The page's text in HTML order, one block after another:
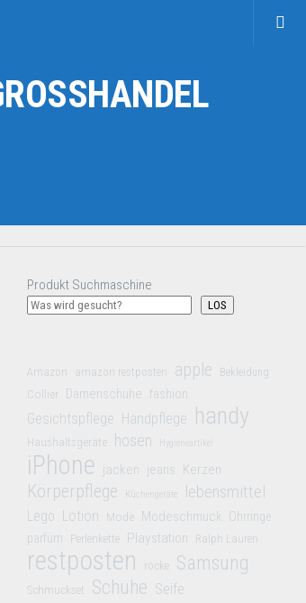
Produkt Suchmaschine
LOS
Amazon amazon restposten apple Bekleidung
Collier Damenschuhe fashion
Gesichtspflege Handpflege handy
Haushaltsgeräte hosen Hygieneartikel
iPhone jacken jeans Kerzen
Körperpflege Küchengeräte lebensmittel
Lego Lotion Mode Modeschmuck Ohrringe
parfüm
Perlenkette Playstation Ralph Lauren
restposten röcke Samsung
Schmuckset Schuhe Seife